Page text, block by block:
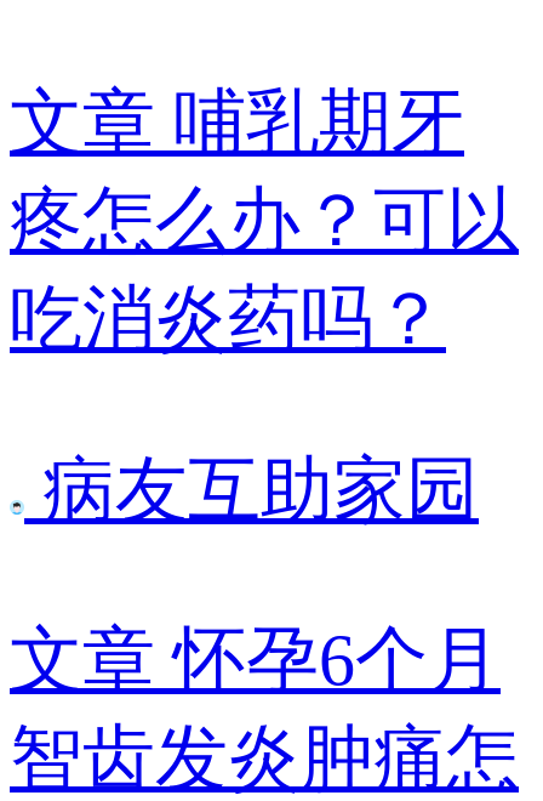
文章 哺乳期牙
疼怎么办？可以
吃消炎药吗？
病友互助家园
文章 怀孕6个月
智齿发炎肿痛怎